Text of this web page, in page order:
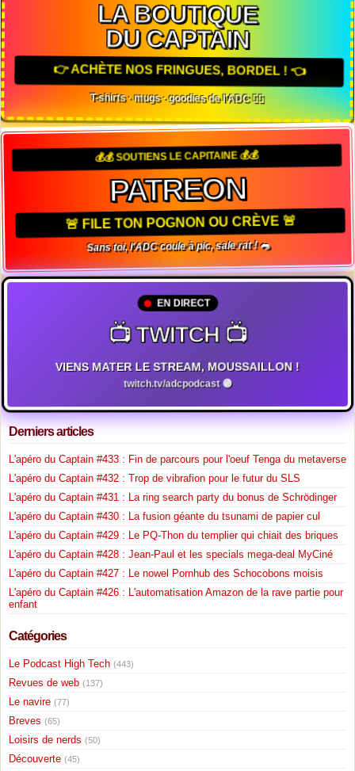
LA BOUTIQUE
DU CAPTAIN
👉 ACHÈTE NOS FRINGUES, BORDEL ! 👈
T-shirts · mugs · goodies de l'ADC 🏴‍☠️
💰💰 SOUTIENS LE CAPITAINE 💰💰
PATREON
🚨 FILE TON POGNON OU CRÈVE 🚨
Sans toi, l'ADC coule à pic, sale rat ! 🐀
EN DIRECT
📺 TWITCH 📺
VIENS MATER LE STREAM, MOUSSAILLON !
twitch.tv/adcpodcast 🟣
Derniers articles
L'apéro du Captain #433 : Fin de parcours pour l'oeuf Tenga du metaverse
L'apéro du Captain #432 : Trop de vibrafion pour le futur du SLS
L'apéro du Captain #431 : La ring search party du bonus de Schrödinger
L'apéro du Captain #430 : La fusion géante du tsunami de papier cul
L'apéro du Captain #429 : Le PQ-Thon du templier qui chiait des briques
L'apéro du Captain #428 : Jean-Paul et les specials mega-deal MyCiné
L'apéro du Captain #427 : Le nowel Pornhub des Schocobons moisis
L'apéro du Captain #426 : L'automatisation Amazon de la rave partie pour
enfant
Catégories
Le Podcast High Tech (443)
Revues de web (137)
Le navire (77)
Breves (65)
Loisirs de nerds (50)
Découverte (45)